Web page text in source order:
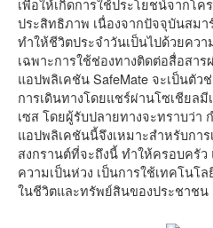
ประสิทธิภาพ เนื่องจากปัจจุบันสม
ทำให้ชีวิตประจำวันเป็นไปด้วยคว
เฉพาะการใช้ช่องทางติดต่อสื่อสาร
แอปพลิเคชัน SafeMate จะเป็นตัว
การเดินทางโดยแชร์ผ่านโซเชียล
เซส โดยผู้รับปลายทางจะทราบว่า
แอปพลิเคชันนี้จึงเหมาะสำหรับการ
สงกรานต์ที่จะถึงนี้ ทำให้ครอบครั
ความเป็นห่วง เป็นการใช้เทคโน
ในชีวิตและทรัพย์สินของประชาชน